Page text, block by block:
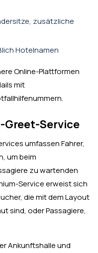
zusätzliche
Hotelnamen
Online-Plattformen
mit
Greet-Service
umfassen Fahrer,
um beim
zu wartenden
Service erweist sich
die mit dem Layout
sind, oder Passagiere,
Ankunftshalle und